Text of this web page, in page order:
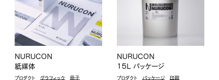
NURUCON
紙媒体
プロダクト グラフィック
冊子
NURUCON
15L パッケージ
プロダクト パッケージ 印刷